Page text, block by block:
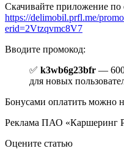
Скачивайте приложение по
https://delimobil.prfl.me/
erid=2Vtzqvmc8V7
Вводите промокод:
✅ k3wb6g23bfr — 600
для новых
Бонусами оплатить можно
Реклама ПАО «Каршеринг
Оцените статью